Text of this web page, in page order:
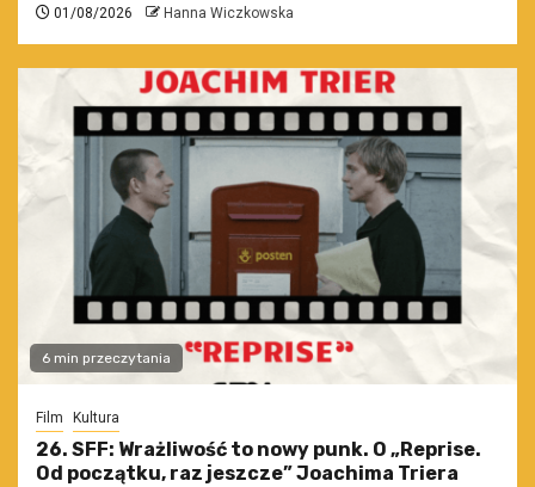
01/08/2026 Hanna Wiczkowska
6 min przeczytania
Film Kultura
26. SFF: Wrażliwość to nowy punk. O „Reprise.
Od początku, raz jeszcze” Joachima Triera